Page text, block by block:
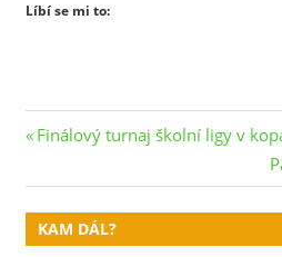
Líbí se mi to:
Navigace
pro
příspěvek
Previous
Finálový turnaj školní ligy v
KAM DÁL?